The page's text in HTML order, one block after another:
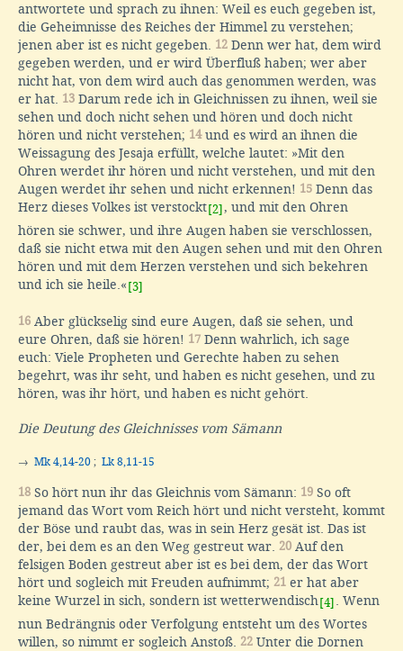
antwortete und sprach zu ihnen: Weil es euch gegeben ist,
die Geheimnisse des Reiches der Himmel zu verstehen;
jenen aber ist es nicht gegeben. 12 Denn wer hat, dem wird
gegeben werden, und er wird Überfluß haben; wer aber
nicht hat, von dem wird auch das genommen werden, was
er hat. 13 Darum rede ich in Gleichnissen zu ihnen, weil sie
sehen und doch nicht sehen und hören und doch nicht
hören und nicht verstehen; 14und es wird an ihnen die
Weissagung des Jesaja erfüllt, welche lautet: »Mit den
Ohren werdet ihr hören und nicht verstehen, und mit den
Augen werdet ihr sehen und nicht erkennen! 15 Denn das
Herz dieses Volkes ist verstockt[2], und mit den Ohren
hören sie schwer, und ihre Augen haben sie verschlossen,
daß sie nicht etwa mit den Augen sehen und mit den Ohren
hören und mit dem Herzen verstehen und sich bekehren
und ich sie heile.« [3]
16 Aber glückselig sind eure Augen, daß sie sehen, und
eure Ohren, daß sie hören! 17 Denn wahrlich, ich sage
euch: Viele Propheten und Gerechte haben zu sehen
begehrt, was ihr seht, und haben es nicht gesehen, und zu
hören, was ihr hört, und haben es nicht gehört.
Die Deutung des Gleichnisses vom Sämann
→ Mk 4,14-20 ; Lk 8,11-15
18 So hört nun ihr das Gleichnis vom Sämann: 19 So oft
jemand das Wort vom Reich hört und nicht versteht, kommt
der Böse und raubt das, was in sein Herz gesät ist. Das ist
der, bei dem es an den Weg gestreut war. 20 Auf den
felsigen Boden gestreut aber ist es bei dem, der das Wort
hört und sogleich mit Freuden aufnimmt; 21 er hat aber
keine Wurzel in sich, sondern ist wetterwendisch [4]
. Wenn
nun Bedrängnis oder Verfolgung entsteht um des Wortes
willen, so nimmt er sogleich Anstoß. 22 Unter die Dornen